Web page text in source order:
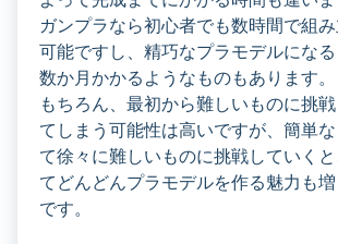
ガンプラなら初心者でも数時間で組
可能ですし、精巧なプラモデルにな
数か月かかるようなものもあります。
もちろん、最初から難しいものに挑
てしまう可能性は高いですが、簡単
て徐々に難しいものに挑戦していく
てどんどんプラモデルを作る魅力も
です。